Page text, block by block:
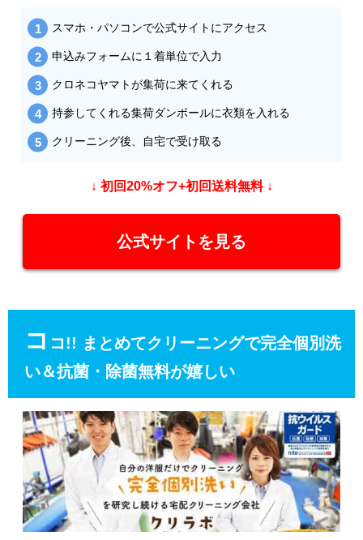
スマホ・パソコンで公式サイトにアクセス
申込みフォームに１着単位で入力
クロネコヤマトが集荷に来てくれる
持参してくれる集荷ダンボールに衣類を入れる
クリーニング後、自宅で受け取る
↓ 初回20%オフ+初回送料無料 ↓
公式サイトを見る
コ コ!! まとめてクリーニングで完全個別洗
い＆抗菌・除菌無料が嬉しい